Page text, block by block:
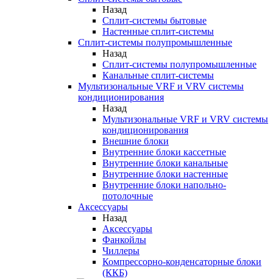
Назад
Сплит-системы бытовые
Настенные сплит-системы
Сплит-системы полупромышленные
Назад
Сплит-системы полупромышленные
Канальные сплит-системы
Мультизональные VRF и VRV системы
кондиционирования
Назад
Мультизональные VRF и VRV системы
кондиционирования
Внешние блоки
Внутренние блоки кассетные
Внутренние блоки канальные
Внутренние блоки настенные
Внутренние блоки напольно-
потолочные
Аксессуары
Назад
Аксессуары
Фанкойлы
Чиллеры
Компрессорно-конденсаторные блоки
(ККБ)